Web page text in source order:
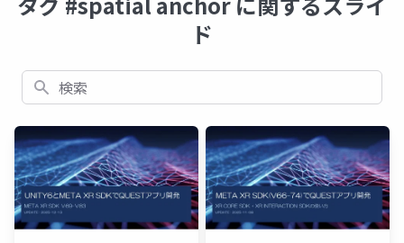
ド
検索